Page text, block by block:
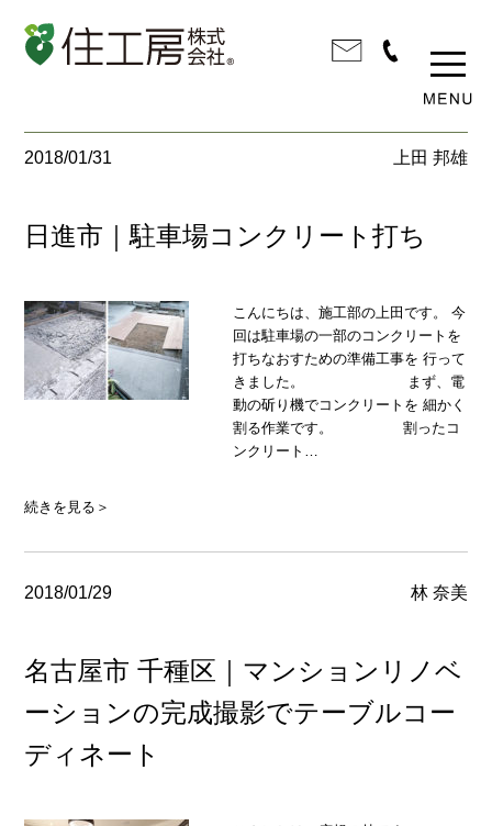
2018/01/31 上田 邦雄
日進市｜駐車場コンクリート打ち
こんにちは、施工部の上田です。 今
回は駐車場の一部のコンクリートを
打ちなおすための準備工事を 行って
きました。 まず、電
動の斫り機でコンクリートを 細かく
割る作業です。 割ったコ
ンクリート…
続きを見る＞
2018/01/29 林 奈美
名古屋市 千種区｜マンションリノベ
ーションの完成撮影でテーブルコー
ディネート